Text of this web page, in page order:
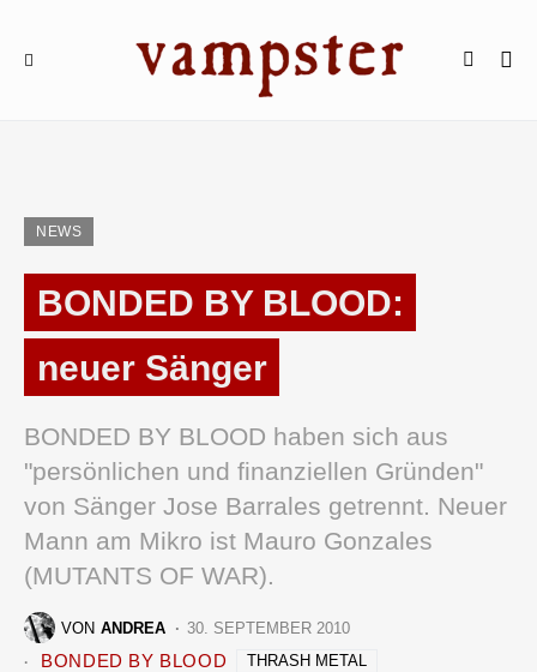
NEWS
BONDED BY BLOOD:
neuer Sänger
BONDED BY BLOOD haben sich aus
"persönlichen und finanziellen Gründen"
von Sänger Jose Barrales getrennt. Neuer
Mann am Mikro ist Mauro Gonzales
(MUTANTS OF WAR).
VON ANDREA 30. SEPTEMBER 2010
BONDED BY BLOOD THRASH METAL